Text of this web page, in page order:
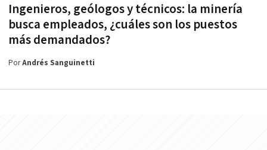
Ingenieros, geólogos y técnicos: la minería
busca empleados, ¿cuáles son los puestos
más demandados?
PorAndrés Sanguinetti